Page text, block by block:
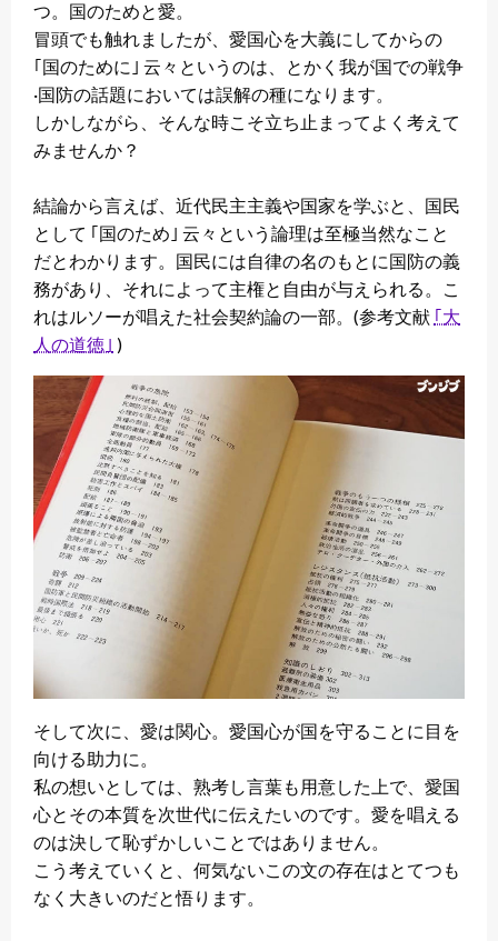
つ。国のためと愛。
冒頭でも触れましたが、愛国心を大義にしてからの
｢国のために｣ 云々というのは、とかく我が国での戦争
·国防の話題においては誤解の種になります。
しかしながら、そんな時こそ立ち止まってよく考えて
みませんか？
結論から言えば、近代民主主義や国家を学ぶと、国民
として ｢国のため｣ 云々という論理は至極当然なこと
だとわかります。国民には自律の名のもとに国防の義
務があり、それによって主権と自由が与えられる。こ
れはルソーが唱えた社会契約論の一部。(参考文献 ｢大
人の道徳｣ )
そして次に、愛は関心。愛国心が国を守ることに目を
向ける助力に。
私の想いとしては、熟考し言葉も用意した上で、愛国
心とその本質を次世代に伝えたいのです。愛を唱える
のは決して恥ずかしいことではありません。
こう考えていくと、何気ないこの文の存在はとてつも
なく大きいのだと悟ります。